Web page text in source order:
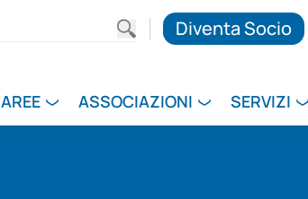
Diventa Socio
AREE ASSOCIAZIONI SERVIZI